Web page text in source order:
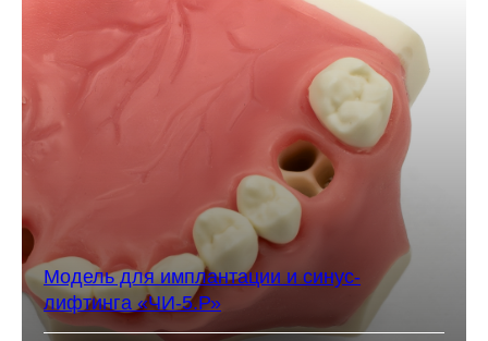
Модель для имплантации и синус-
лифтинга «ЧИ-5.Р»